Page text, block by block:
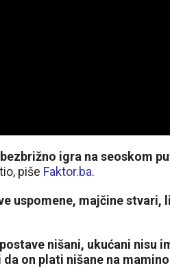
igra na seoskom
piše Faktor.ba.
uspomene, majčine stvari,
nišani, ukućani nisu
on plati nišane na